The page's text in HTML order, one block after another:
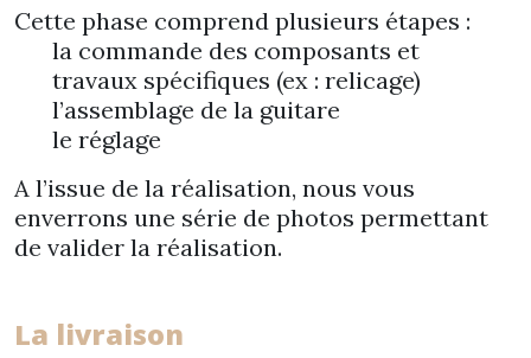
Cette phase comprend plusieurs étapes :
la commande des composants et
travaux spécifiques (ex : relicage)
l’assemblage de la guitare
le réglage
A l’issue de la réalisation, nous vous
enverrons une série de photos permettant
de valider la réalisation.
La livraison